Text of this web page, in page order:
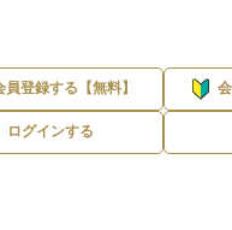
員登録する【無料】
ログインする